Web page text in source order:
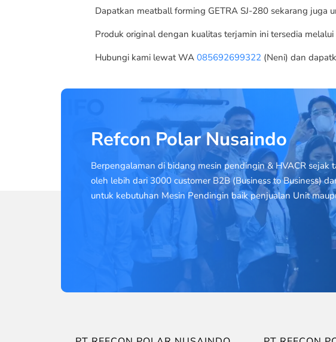
Dapatkan meatball forming GETRA SJ-280 sekarang juga
Produk original dengan kualitas terjamin ini tersedia
Hubungi kami lewat WA 085692699322 (Neni) dan
Refcon Polar Nusaindo
Berpengalaman di bidang mesin pendingin & HVACR sejak
oleh lebih dari 3000 customer B2B (Business to Business)
untuk kebutuhan Mesin Pendingin baik penjualan Unit